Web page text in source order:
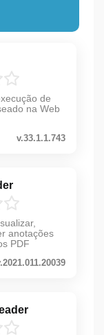
de
na Web
v.33.1.1.743
anotações
PDF